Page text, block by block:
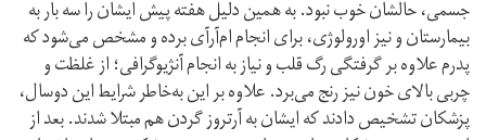
جسمی، حالشان خوب نبود. به همین دلیل هفته پیش ایشان را سه بار به
بیمارستان و نیز اورولوژی، برای انجام ام‌آر‌آی برده و مشخص می‌شود که
پدرم علاوه بر گرفتگی رگ قلب و نیاز به انجام آنژیوگرافی؛ از غلظت و
چربی بالای خون نیز رنج می‌برد. علاوه بر این به‌خاطر شرایط این دوسال،
پزشکان تشخیص دادند که ایشان به آرتروز گردن هم مبتلا شدند. بعد از